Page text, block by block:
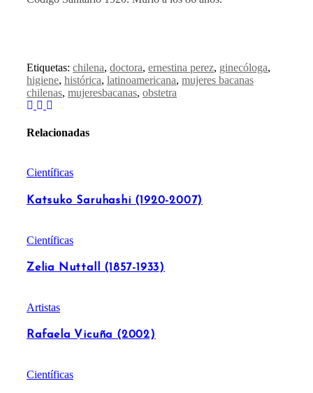
Etiquetas: chilena, doctora, ernestina perez, ginecóloga,
higiene, histórica, latinoamericana, mujeres bacanas
chilenas, mujeresbacanas, obstetra
Relacionadas
Científicas
Katsuko Saruhashi (1920-2007)
Científicas
Zelia Nuttall (1857-1933)
Artistas
Rafaela Vicuña (2002)
Científicas